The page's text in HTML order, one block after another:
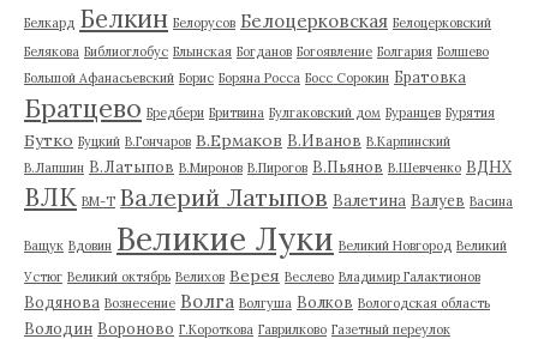
Белкард Белкин Белорусов Белоцерковская Белоцерковский
Белякова Библиоглобус Блынская Богданов Богоявление Болгария Болшево
Большой Афанасьевский Борис Боряна Росса Босс Сорокин Братовка
Братцево Бредбери Бритвина Булгаковский дом Буранцев Бурятия
Бутко Буцкий В.Гончаров В.Ермаков В.Иванов В.Карпинский
В.Лапшин В.Латыпов В.Миронов В.Пирогов В.Пьянов В.Шевченко ВДНХ
ВЛК ВМ-Т Валерий Латыпов Валетина Валуев Васина
Ващук Вдовин Великие Луки Великий Новгород Великий
Устюг Великий октябрь Велихов Верея Веслево Владимир Галактионов
Водянова Вознесение Волга Волгуша Волков Вологодская область
Володин Вороново Г.Короткова Гаврилково Газетный переулок